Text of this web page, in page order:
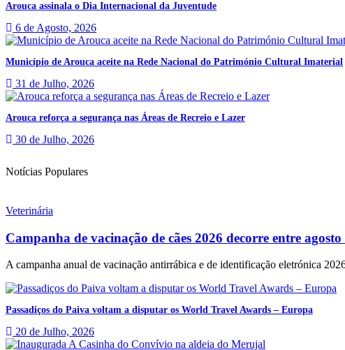
Arouca assinala o Dia Internacional da Juventude
6 de Agosto, 2026
Município de Arouca aceite na Rede Nacional do Património Cultural Imaterial
31 de Julho, 2026
Arouca reforça a segurança nas Áreas de Recreio e Lazer
30 de Julho, 2026
Notícias Populares
Veterinária
Campanha de vacinação de cães 2026 decorre entre
A campanha anual de vacinação antirrábica e de identificação eletrónica
Passadiços do Paiva voltam a disputar os World Travel Awards – Europa
20 de Julho, 2026